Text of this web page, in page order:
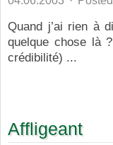
Quand j’ai rien à
quelque chose là
crédibilité) ...
Affligeant